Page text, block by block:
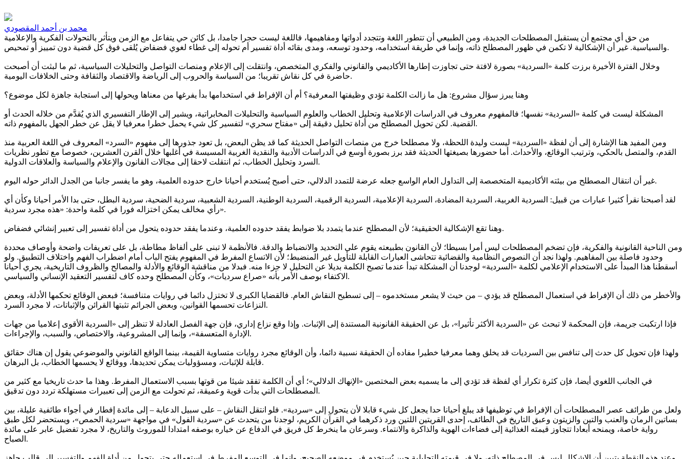
محمد بن أحمد المقصودي
من حق أي مجتمع أن يستقبل المصطلحات الجديدة، ومن الطبيعي أن تتطور اللغة وتتجدد أدواتها ومفاهيمها، فاللغة ليست حجرا جامدا، بل كائن حي يتفاعل مع الزمن ويتأثر بالتحولات الفكرية والإعلامية
والسياسية. غير أن الإشكالية لا تكمن في ظهور المصطلح ذاته، وإنما في طريقة استخدامه، وحدود توسعه، ومدى بقائه أداة تفسير أم تحوله إلى غطاء لغوي فضفاض يُلقى فوق كل قضية دون تمييز أو تمحيص.
وخلال الفترة الأخيرة برزت كلمة «السردية» بصورة لافتة حتى تجاوزت إطارها الأكاديمي والقانوني والفكري المتخصص، وانتقلت إلى الإعلام ومنصات التواصل والتحليلات السياسية، ثم ما لبثت أن أصبحت
حاضرة في كل نقاش تقريبا؛ من السياسة والحروب إلى الرياضة والاقتصاد والثقافة وحتى الخلافات اليومية.
وهنا يبرز سؤال مشروع: هل ما زالت الكلمة تؤدي وظيفتها المعرفية؟ أم أن الإفراط في استخدامها بدأ يفرغها من معناها ويحولها إلى استجابة جاهزة لكل موضوع؟
المشكلة ليست في كلمة «السردية» نفسها؛ فالمفهوم معروف في الدراسات الإعلامية وتحليل الخطاب والعلوم السياسية والتحليلات المخابراتية، ويشير إلى الإطار التفسيري الذي يُقدَّم من خلاله الحدث أو
القضية. لكن تحويل المصطلح من أداة تحليل دقيقة إلى «مفتاح سحري» لتفسير كل شيء يحمل خطرا معرفيا لا يقل عن خطر الجهل بالمفهوم ذاته.
ومن المفيد هنا الإشارة إلى أن لفظة «السردية» ليست وليدة اللحظة، ولا مصطلحا خرج من منصات التواصل الحديثة كما قد يظن البعض، بل تعود جذورها إلى مفهوم «السرد» المعروف في اللغة العربية منذ
القدم، والمتصل بالحكي، وترتيب الوقائع، والأحداث. أما حضورها بصيغتها الحديثة فقد برز بصورة أوسع في الدراسات الأدبية والنقدية الغربية المسيسة في أغلبها خلال القرن العشرين، خصوصا مع تطور نظريات
السرد وتحليل الخطاب، ثم انتقلت لاحقا إلى مجالات القانون والإعلام والسياسة والعلاقات الدولية.
غير أن انتقال المصطلح من بيئته الأكاديمية المتخصصة إلى التداول العام الواسع جعله عرضة للتمدد الدلالي، حتى أصبح يُستخدم أحيانا خارج حدوده العلمية، وهو ما يفسر جانبا من الجدل الدائر حوله اليوم.
لقد أصبحنا نقرأ كثيرا عبارات من قبيل: السردية الغربية، السردية المضادة، السردية الإعلامية، السردية الرقمية، السردية الوطنية، السردية الشعبية، سردية الضحية، سردية البطل، حتى بدا الأمر أحيانا وكأن أي
رأي مخالف يمكن اختزاله فورا في كلمة واحدة: «هذه مجرد سردية».
وهنا تقع الإشكالية الحقيقية؛ لأن المصطلح عندما يتمدد بلا ضوابط يفقد حدوده العلمية، وعندما يفقد حدوده يتحول من أداة تفسير إلى تعبير إنشائي فضفاض.
ومن الناحية القانونية والفكرية، فإن تضخم المصطلحات ليس أمرا بسيطا؛ لأن القانون بطبيعته يقوم على التحديد والانضباط والدقة. فالأنظمة لا تبنى على ألفاظ مطاطة، بل على تعريفات واضحة وأوصاف محددة
وحدود فاصلة بين المفاهيم. ولهذا نجد أن النصوص النظامية والقضائية تتحاشى العبارات القابلة للتأويل غير المنضبط؛ لأن الاتساع المفرط في المفهوم يفتح الباب أمام اضطراب الفهم واختلاف التطبيق. ولو
أسقطنا هذا المبدأ على الاستخدام الإعلامي لكلمة «السردية» لوجدنا أن المشكلة تبدأ عندما تصبح الكلمة بديلا عن التحليل لا جزءا منه. فبدلا من مناقشة الوقائع والأدلة والمصالح والظروف التاريخية، يجري أحيانا
الاكتفاء بوصف الأمر بأنه «صراع سرديات»، وكأن المصطلح وحده كاف لتفسير التعقيد الإنساني والسياسي.
والأخطر من ذلك أن الإفراط في استعمال المصطلح قد يؤدي – من حيث لا يشعر مستخدموه – إلى تسطيح النقاش العام. فالقضايا الكبرى لا تختزل دائما في روايات متنافسة؛ فبعض الوقائع تحكمها الأدلة، وبعض
النزاعات تحسمها القوانين، وبعض الجرائم تثبتها القرائن والإثباتات، لا مجرد السرد.
فإذا ارتكبت جريمة، فإن المحكمة لا تبحث عن «السردية الأكثر تأثيرا»، بل عن الحقيقة القانونية المستندة إلى الإثبات. وإذا وقع نزاع إداري، فإن جهة الفصل العادلة لا تنظر إلى «السردية الأقوى إعلاميا من جهات
الإدارة المتعسفة»، وإنما إلى المشروعية، والاختصاص، والسبب، والإجراءات.
ولهذا فإن تحويل كل حدث إلى تنافس بين السرديات قد يخلق وهما معرفيا خطيرا مفاده أن الحقيقة نسبية دائما، وأن الوقائع مجرد روايات متساوية القيمة، بينما الواقع القانوني والموضوعي يقول إن هناك حقائق
قابلة للإثبات، ومسؤوليات يمكن تحديدها، ووقائع لا يحسمها الخطاب، بل البرهان.
في الجانب اللغوي أيضا، فإن كثرة تكرار أي لفظة قد تؤدي إلى ما يسميه بعض المختصين «الإنهاك الدلالي»؛ أي أن الكلمة تفقد شيئا من قوتها بسبب الاستعمال المفرط. وهذا ما حدث تاريخيا مع كثير من
المصطلحات التي بدأت قوية وعميقة، ثم تحولت مع الزمن إلى تعبيرات مستهلكة تردد دون تدقيق.
ولعل من طرائف عصر المصطلحات أن الإفراط في توظيفها قد يبلغ أحيانا حدا يجعل كل شيء قابلا لأن يتحول إلى «سردية». فلو انتقل النقاش – على سبيل الدعابة – إلى مائدة إفطار في أجواء طائفية عليلة، بين
بساتين الرمان والعنب والتين والزيتون وعبق التاريخ في الطائف، إحدى القريتين اللتين ورد ذكرهما في القرآن الكريم، لوجدنا من يتحدث عن «سردية الفول» في مواجهة «سردية الحمص»، ويستحضر لكل طبق
رواية خاصة، ويمنحه أبعادا تتجاوز قيمته الغذائية إلى فضاءات الهوية والذاكرة والانتماء. وسرعان ما ينخرط كل فريق في الدفاع عن خياره بوصفه امتدادا للموروث والتاريخ، لا مجرد تفضيل عابر على مائدة
الصباح.